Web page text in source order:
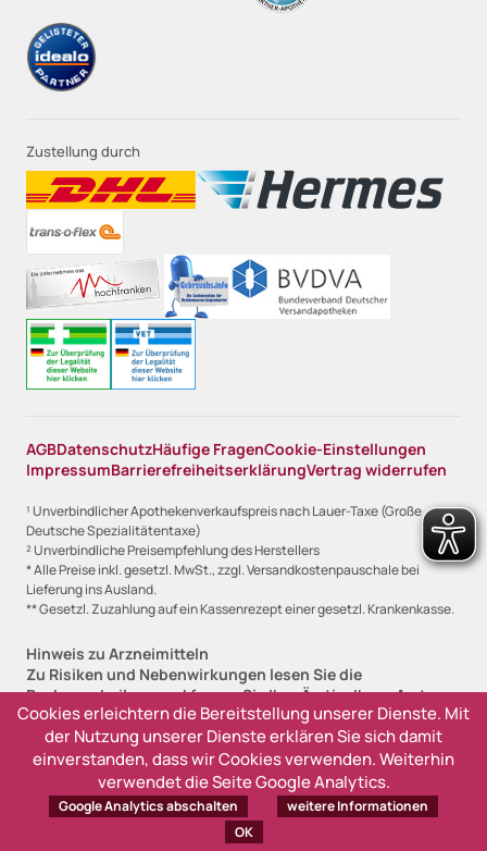
Cookies erleichtern die Bereitstellung unserer Dienste. Mit
der Nutzung unserer Dienste erklären Sie sich damit
einverstanden, dass wir Cookies verwenden. Weiterhin
verwendet die Seite Google Analytics.
Google Analytics abschalten
weitere Informationen
OK
Zustellung durch
AGBDatenschutzHäufige FragenCookie-Einstellungen
ImpressumBarrierefreiheitserklärungVertrag widerrufen
¹ Unverbindlicher Apothekenverkaufspreis nach Lauer-Taxe (Große
Deutsche Spezialitätentaxe)
² Unverbindliche Preisempfehlung des Herstellers
* Alle Preise inkl. gesetzl. MwSt., zzgl. Versandkostenpauschale bei
Lieferung ins Ausland.
** Gesetzl. Zuzahlung auf ein Kassenrezept einer gesetzl. Krankenkasse.
Hinweis zu Arzneimitteln
Zu Risiken und Nebenwirkungen lesen Sie die
Packungsbeilage und fragen Sie Ihre Ärztin, Ihren Arzt
oder in Ihrer Apotheke.
Angabe zur Lieferfristanzeige
Sofort lieferbar, 1-2 Werktage (versandfertig)
Lieferzeit 2-3 Werktage (versandfertig)
Ausverkauft, derzeit nicht lieferbar